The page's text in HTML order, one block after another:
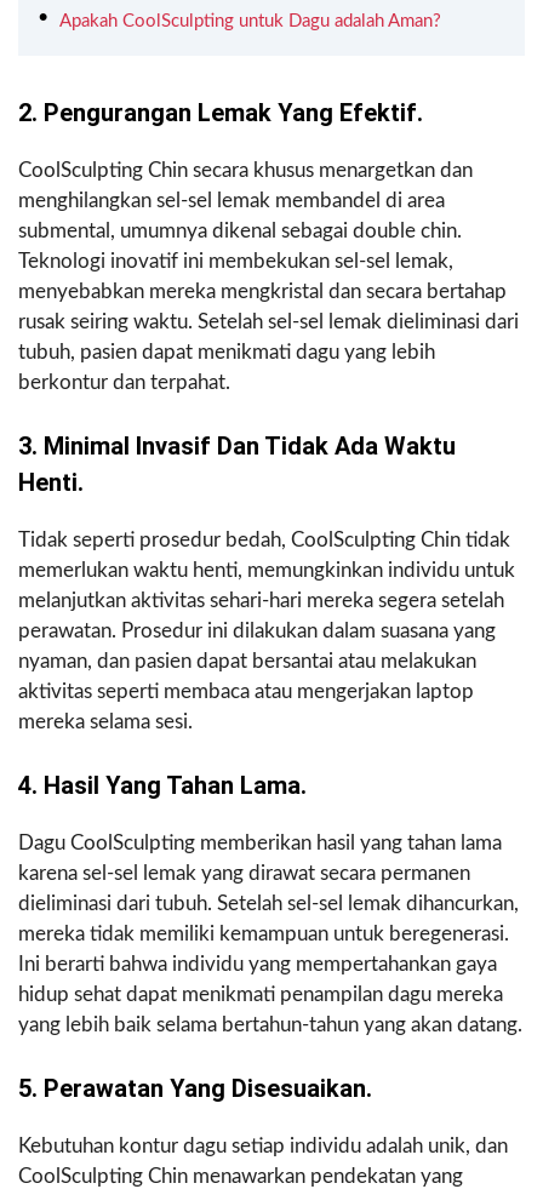
Apakah CoolSculpting untuk Dagu adalah Aman?
2. Pengurangan Lemak Yang Efektif.
CoolSculpting Chin secara khusus menargetkan dan
menghilangkan sel-sel lemak membandel di area
submental, umumnya dikenal sebagai double chin.
Teknologi inovatif ini membekukan sel-sel lemak,
menyebabkan mereka mengkristal dan secara bertahap
rusak seiring waktu. Setelah sel-sel lemak dieliminasi dari
tubuh, pasien dapat menikmati dagu yang lebih
berkontur dan terpahat.
3. Minimal Invasif Dan Tidak Ada Waktu
Henti.
Tidak seperti prosedur bedah, CoolSculpting Chin tidak
memerlukan waktu henti, memungkinkan individu untuk
melanjutkan aktivitas sehari-hari mereka segera setelah
perawatan. Prosedur ini dilakukan dalam suasana yang
nyaman, dan pasien dapat bersantai atau melakukan
aktivitas seperti membaca atau mengerjakan laptop
mereka selama sesi.
4. Hasil Yang Tahan Lama.
Dagu CoolSculpting memberikan hasil yang tahan lama
karena sel-sel lemak yang dirawat secara permanen
dieliminasi dari tubuh. Setelah sel-sel lemak dihancurkan,
mereka tidak memiliki kemampuan untuk beregenerasi.
Ini berarti bahwa individu yang mempertahankan gaya
hidup sehat dapat menikmati penampilan dagu mereka
yang lebih baik selama bertahun-tahun yang akan datang.
5. Perawatan Yang Disesuaikan.
Kebutuhan kontur dagu setiap individu adalah unik, dan
CoolSculpting Chin menawarkan pendekatan yang